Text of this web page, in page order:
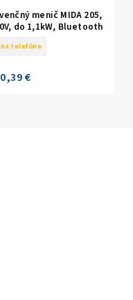
menič MIDA 205,
do 1,1kW, Bluetooth
telefóne
€